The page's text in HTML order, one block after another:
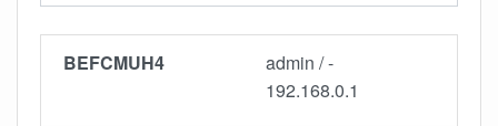
BEFCMUH4
admin / -
192.168.0.1